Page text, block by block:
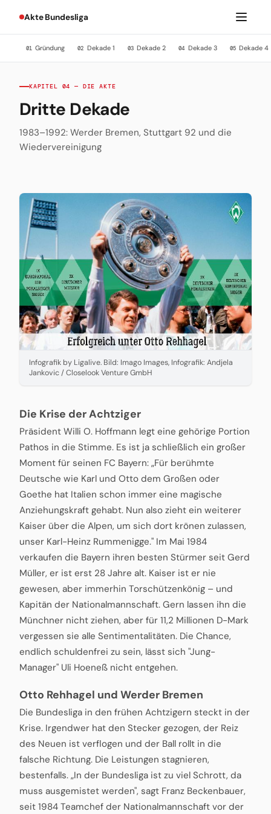
Akte Bundesliga
01 Gründung 02 Dekade 1 03 Dekade 2 04 Dekade 3 05 Dekade 4
KAPITEL 04 — DIE AKTE
Dritte Dekade
1983–1992: Werder Bremen, Stuttgart 92 und die
Wiedervereinigung
Infografik by Ligalive. Bild: Imago Images, Infografik: Andjela
Jankovic / Closelook Venture GmbH
Die Krise der Achtziger
Präsident Willi O. Hoffmann legt eine gehörige Portion
Pathos in die Stimme. Es ist ja schließlich ein großer
Moment für seinen FC Bayern: „Für berühmte
Deutsche wie Karl und Otto dem Großen oder
Goethe hat Italien schon immer eine magische
Anziehungskraft gehabt. Nun also zieht ein weiterer
Kaiser über die Alpen, um sich dort krönen zulassen,
unser Karl-Heinz Rummenigge." Im Mai 1984
verkaufen die Bayern ihren besten Stürmer seit Gerd
Müller, er ist erst 28 Jahre alt. Kaiser ist er nie
gewesen, aber immerhin Torschützenkönig – und
Kapitän der Nationalmannschaft. Gern lassen ihn die
Münchner nicht ziehen, aber für 11,2 Millionen D-Mark
vergessen sie alle Sentimentalitäten. Die Chance,
endlich schuldenfrei zu sein, lässt sich "Jung-
Manager" Uli Hoeneß nicht entgehen.
Otto Rehhagel und Werder Bremen
Die Bundesliga in den frühen Achtzigern steckt in der
Krise. Irgendwer hat den Stecker gezogen, der Reiz
des Neuen ist verflogen und der Ball rollt in die
falsche Richtung. Die Leistungen stagnieren,
bestenfalls. „In der Bundesliga ist zu viel Schrott, da
muss ausgemistet werden", sagt Franz Beckenbauer,
seit 1984 Teamchef der Nationalmannschaft vor der